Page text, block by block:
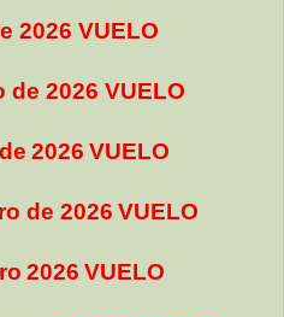
2026 VUELO
de 2026 VUELO
2026 VUELO
de 2026 VUELO
2026 VUELO